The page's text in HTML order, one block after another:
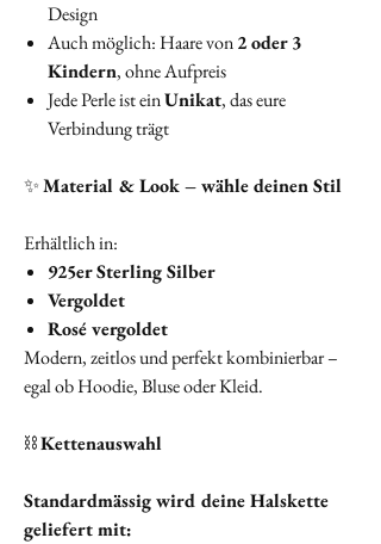
Design
Auch möglich: Haare von2 oder 3
Kindern, ohne Aufpreis
Jede Perle ist einUnikat, das eure
Verbindung trägt
✨Material & Look – wähle deinen Stil
Erhältlich in:
925er Sterling Silber
Vergoldet
Rosé vergoldet
Modern, zeitlos und perfekt kombinierbar –
egal ob Hoodie, Bluse oder Kleid.
⛓️Kettenauswahl
Standardmässig wird deine Halskette
geliefert mit: